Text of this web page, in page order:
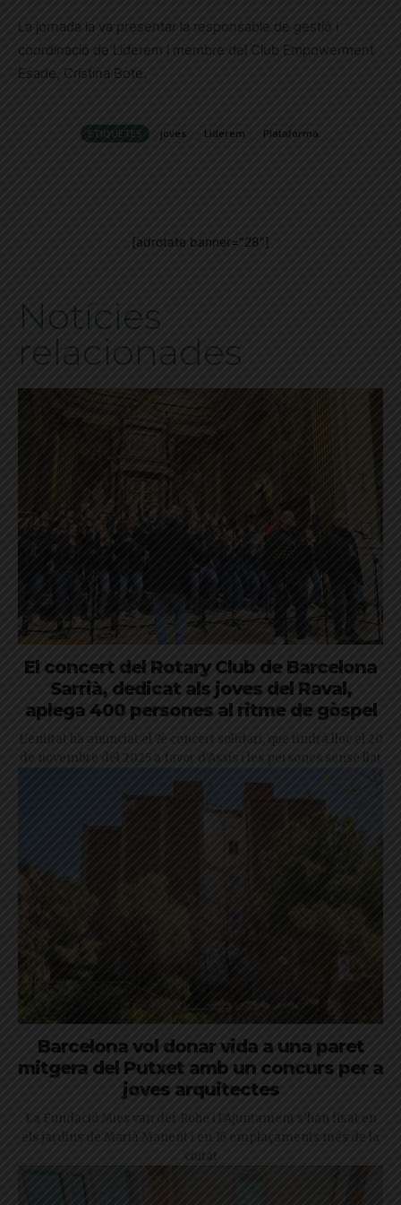
La jornada la va presentar la responsable de gestió i
coordinació de Liderem i membre del Club Empowerment
Esade, Cristina Bote.
ETIQUETES joves Liderem Plataforma
[adrotate banner="28"]
Notícies
relacionades
El concert del Rotary Club de Barcelona
Sarrià, dedicat als joves del Raval,
aplega 400 persones al ritme de gòspel
L'entitat ha anunciat el 7è concert solidari, que tindrà lloc el 20
de novembre del 2025 a favor d'Assís i les persones sense llar
Barcelona vol donar vida a una paret
mitgera del Putxet amb un concurs per a
joves arquitectes
La Fundació Mies van der Rohe i l'Ajuntament s'han fixat en
els jardins de Marià Manent i en 16 emplaçaments més de la
ciutat